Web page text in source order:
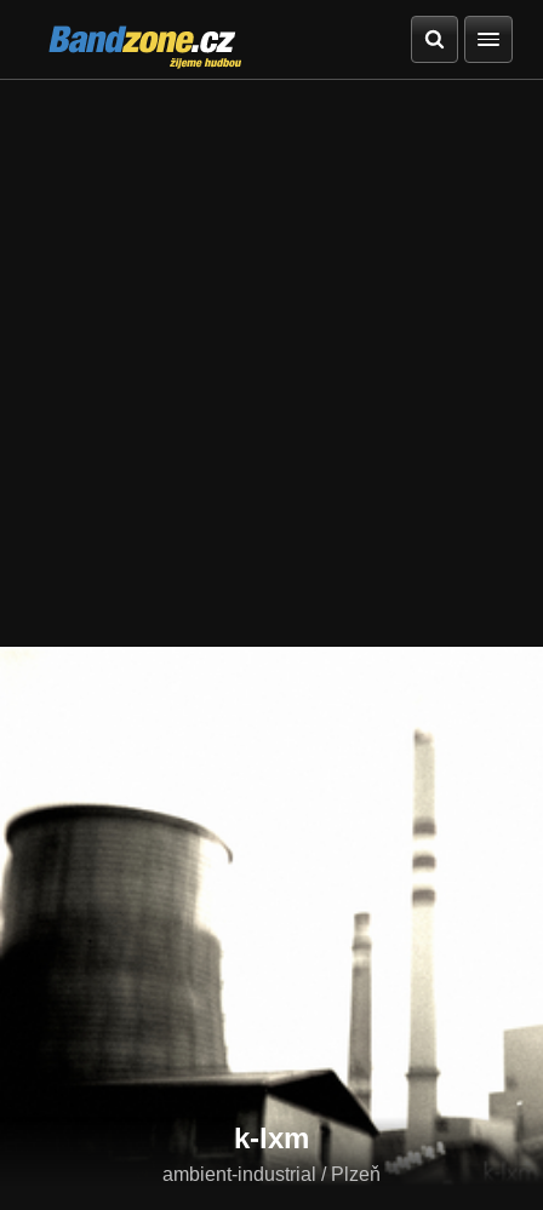
Bandzone.cz
žijeme hudbou
k-lxm
ambient-industrial / Plzeň